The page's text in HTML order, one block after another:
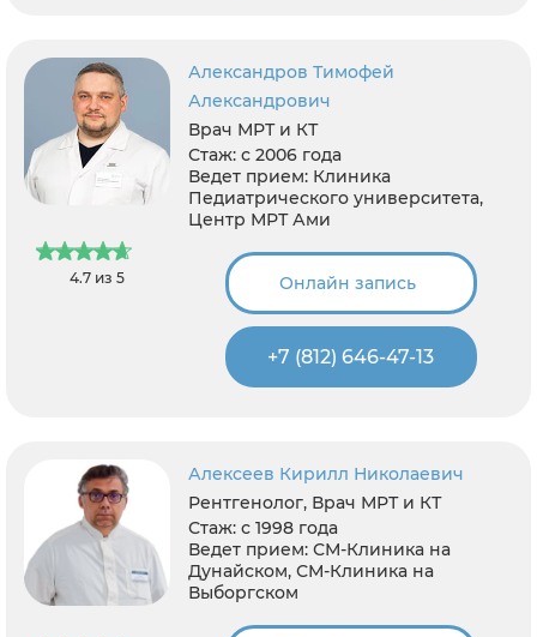
4.7 из 5
Александров Тимофей
Александрович
Врач МРТ и КТ
Стаж: с 2006 года
Ведет прием: Клиника
Педиатрического университета,
Центр МРТ Ами
Онлайн запись
+7 (812) 646-47-13
Алексеев Кирилл Николаевич
Рентгенолог, Врач МРТ и КТ
Стаж: с 1998 года
Ведет прием: СМ-Клиника на
Дунайском, СМ-Клиника на
Выборгском